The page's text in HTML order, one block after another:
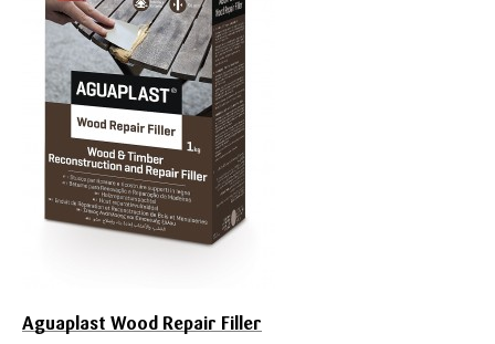
Aguaplast Wood Repair Filler